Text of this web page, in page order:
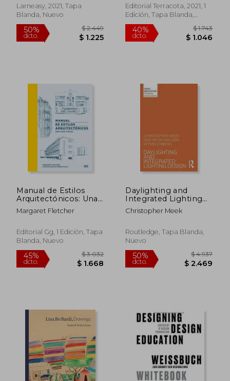
Larneasy, 2021, Tapa
Blanda, Nuevo
50%
dcto. $ 1.225
Editorial Terracota, 2021, 1
Edición, Tapa Blanda,
Nuevo
40%
dcto.
Manual de Estilos
Arquitectónicos: Una
Guía Visual
Margaret Fletcher
Editorial Gg, 1 Edición, Tapa
Blanda, Nuevo
Daylighting and
Integrated Lighting
Design
(PocketArchitecture)
Christopher Meek
Routledge, Tapa Blanda,
Nuevo